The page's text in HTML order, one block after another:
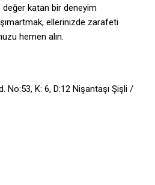
katan bir deneyim
ellerinizde zarafeti
hemen alın.
No:53, K: 6, D:12 Nişantaşı Şişli /